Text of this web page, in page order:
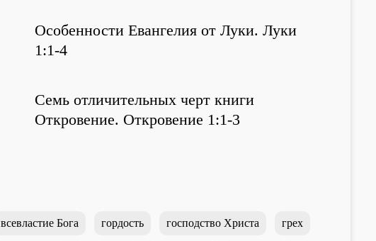
Особенности Евангелия от Луки. Луки
1:1-4
Семь отличительных черт книги
Откровение. Откровение 1:1-3
всевластие Бога гордость господство Христа грех